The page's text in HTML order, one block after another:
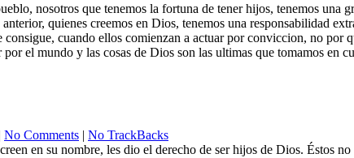
nosotros que tenemos la fortuna de tener hijos, tenemos
quienes creemos en Dios, tenemos una responsabilidad
consigue, cuando ellos comienzan a actuar por conviccion, no
el mundo y las cosas de Dios son las ultimas que tomamos en
No Comments | No TrackBacks
en su nombre, les dio el derecho de ser hijos de Dios. Éstos